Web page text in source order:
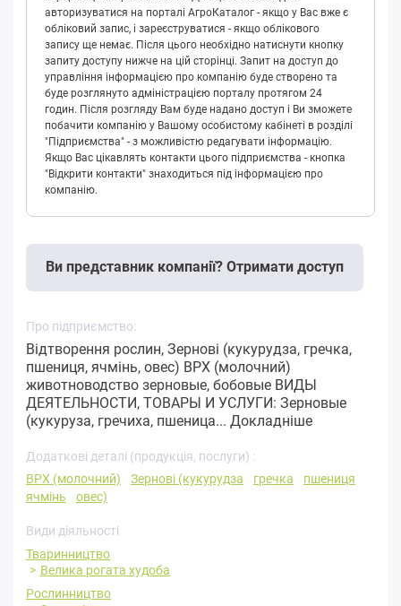
авторизуватися на порталі АгроКаталог - якщо у Вас вже є
обліковий запис, і зареєструватися - якщо облікового
запису ще немає. Після цього необхідно натиснути кнопку
запиту доступу нижче на цій сторінці. Запит на доступ до
управління інформацією про компанію буде створено та
буде розглянуто адміністрацією порталу протягом 24
годин. Після розгляду Вам буде надано доступ і Ви зможете
побачити компанію у Вашому особистому кабінеті в розділі
"Підприємства" - з можливістю редагувати інформацію.
Якщо Вас цікавлять контакти цього підприємства - кнопка
"Відкрити контакти" знаходиться під інформацією про
компанію.
Ви представник компанії? Отримати доступ
Про підприємство:
Відтворення рослин, Зернові (кукурудза, гречка,
пшениця, ячмінь, овес) ВРХ (молочний)
животноводство зерновые, бобовые ВИДЫ
ДЕЯТЕЛЬНОСТИ, ТОВАРЫ И УСЛУГИ: Зерновые
(кукуруза, гречиха, пшеница... Докладніше
Додаткові деталі (продукція, послуги) :
ВРХ (молочний)
Зернові (кукурудза гречка
пшениця
ячмінь
овес)
Види діяльності
Тваринництво
Велика рогата худоба
Рослинництво